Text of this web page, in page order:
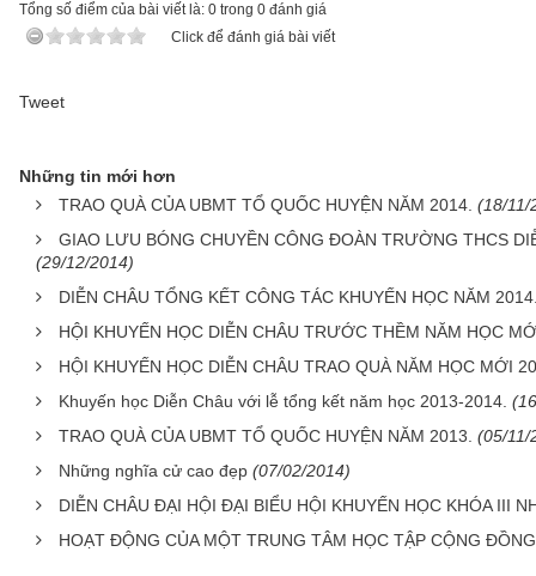
Tổng số điểm của bài viết là: 0 trong 0 đánh giá
Click để đánh giá bài viết
Tweet
Những tin mới hơn
TRAO QUÀ CỦA UBMT TỔ QUỐC HUYỆN NĂM 2014. (18/11/
GIAO LƯU BÓNG CHUYỀN CÔNG ĐOÀN TRƯỜNG THCS
(29/12/2014)
DIỄN CHÂU TỔNG KẾT CÔNG TÁC KHUYẾN HỌC NĂM
HỘI KHUYẾN HỌC DIỄN CHÂU TRƯỚC THỀM NĂM HỌC
HỘI KHUYẾN HỌC DIỄN CHÂU TRAO QUÀ NĂM HỌC MỚI
Khuyến học Diễn Châu với lễ tổng kết năm học 2013-2014.
TRAO QUÀ CỦA UBMT TỔ QUỐC HUYỆN NĂM 2013. (05/11/
Những nghĩa cử cao đẹp (07/02/2014)
DIỄN CHÂU ĐẠI HỘI ĐẠI BIỂU HỘI KHUYẾN HỌC KHÓA III
HOẠT ĐỘNG CỦA MỘT TRUNG TÂM HỌC TẬP CỘNG